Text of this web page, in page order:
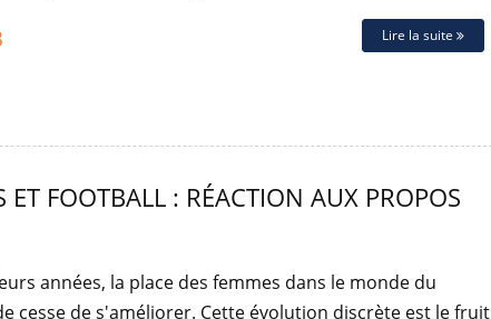
Lire la suite
FOOTBALL : RÉACTION AUX PROPOS
années, la place des femmes dans le monde du
cesse de s'améliorer. Cette évolution discrète est le fruit